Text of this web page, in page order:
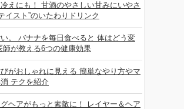
えにも！ 甘酒のやさしい甘みにいやさ
イスト”のいたわりドリンク
。 バナナを毎日食べると 体はどう変
師が教える6つの健康効果
がおしゃれに見える 簡単なやり方やマ
テクを紹介
ヘアがもっと素敵に！ レイヤー＆ヘア